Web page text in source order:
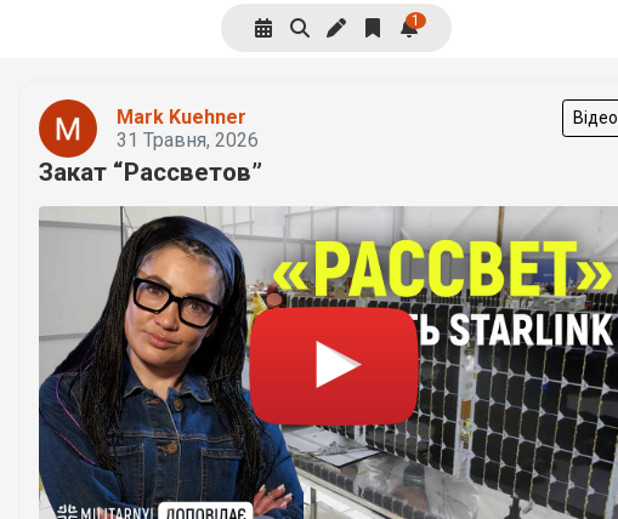
1
Mark Kuehner
31 Травня, 2026
Відео
Закат “Рассветов”